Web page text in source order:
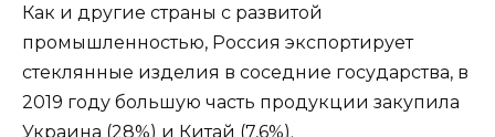
Как и другие страны с развитой
промышленностью, Россия экспортирует
стеклянные изделия в соседние государства, в
2019 году большую часть продукции закупила
Украина (28%) и Китай (7,6%).